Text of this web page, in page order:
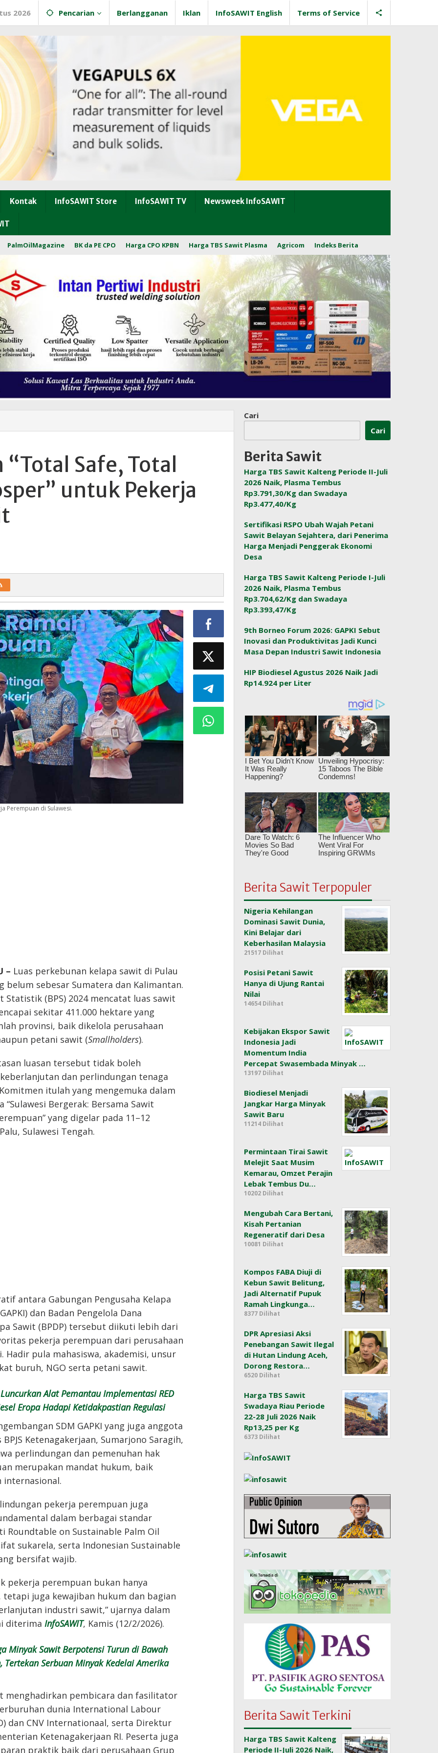
2026 Pencarian Berlangganan Iklan InfoSAWIT English Terms of Service
Kontak InfoSAWIT Store InfoSAWIT TV Newsweek InfoSAWIT
PalmOilMagazine BK da PE CPO Harga CPO KPBN Harga TBS Sawit Plasma Agricom Indeks Berita
Safe, Total
untuk Pekerja
Perempuan di Sulawesi.
– Luas perkebunan kelapa sawit di Pulau
belum sebesar Sumatera dan Kalimantan.
Statistik (BPS) 2024 mencatat luas sawit
sekitar 411.000 hektare yang
provinsi, baik dikelola perusahaan
petani sawit (Smallholders).
luasan tersebut tidak boleh
dan perlindungan tenaga
itulah yang mengemuka dalam
“Sulawesi Bergerak: Bersama Sawit
yang digelar pada 11–12
Sulawesi Tengah.
antara Gabungan Pengusaha Kelapa
dan Badan Pengelola Dana
Sawit (BPDP) tersebut diikuti lebih dari
pekerja perempuan dari perusahaan
Hadir pula mahasiswa, akademisi, unsur
buruh, NGO serta petani sawit.
Luncurkan Alat Pemantau Implementasi RED
Eropa Hadapi Ketidakpastian Regulasi
SDM GAPKI yang juga anggota
BPJS Ketenagakerjaan, Sumarjono Saragih,
perlindungan dan pemenuhan hak
merupakan mandat hukum, baik
internasional.
pekerja perempuan juga
dalam berbagai standar
Roundtable on Sustainable Palm Oil
sukarela, serta Indonesian Sustainable
bersifat wajib.
pekerja perempuan bukan hanya
tetapi juga kewajiban hukum dan bagian
industri sawit,” ujarnya dalam
diterima InfoSAWIT, Kamis (12/2/2026).
Minyak Sawit Berpotensi Turun di Bawah
Tertekan Serbuan Minyak Kedelai Amerika
menghadirkan pembicara dan fasilitator
dunia International Labour
dan CNV Internationaal, serta Direktur
Ketenagakerjaan RI. Peserta juga
praktik baik dari perusahaan Grup
Cari
Cari
Berita Sawit
Harga TBS Sawit Kalteng Periode II-Juli
2026 Naik, Plasma Tembus
Rp3.791,30/Kg dan Swadaya
Rp3.477,40/Kg
Sertifikasi RSPO Ubah Wajah Petani
Sawit Belayan Sejahtera, dari Penerima
Harga Menjadi Penggerak Ekonomi
Desa
Harga TBS Sawit Kalteng Periode I-Juli
2026 Naik, Plasma Tembus
Rp3.704,62/Kg dan Swadaya
Rp3.393,47/Kg
9th Borneo Forum 2026: GAPKI Sebut
Inovasi dan Produktivitas Jadi Kunci
Masa Depan Industri Sawit Indonesia
HIP Biodiesel Agustus 2026 Naik Jadi
Rp14.924 per Liter
Berita Sawit Terpopuler
Nigeria Kehilangan
Dominasi Sawit Dunia,
Kini Belajar dari
Keberhasilan Malaysia
21517 Dilihat
Posisi Petani Sawit
Hanya di Ujung Rantai
Nilai
14654 Dilihat
Kebijakan Ekspor Sawit
Indonesia Jadi
Momentum India
Percepat Swasembada Minyak …
13197 Dilihat
Biodiesel Menjadi
Jangkar Harga Minyak
Sawit Baru
11214 Dilihat
Permintaan Tirai Sawit
Melejit Saat Musim
Kemarau, Omzet Perajin
Lebak Tembus Du…
10202 Dilihat
Mengubah Cara Bertani,
Kisah Pertanian
Regeneratif dari Desa
10081 Dilihat
Kompos FABA Diuji di
Kebun Sawit Belitung,
Jadi Alternatif Pupuk
Ramah Lingkunga…
8377 Dilihat
DPR Apresiasi Aksi
Penebangan Sawit Ilegal
di Hutan Lindung Aceh,
Dorong Restora…
6520 Dilihat
Harga TBS Sawit
Swadaya Riau Periode
22-28 Juli 2026 Naik
Rp13,25 per Kg
6373 Dilihat
Berita Sawit Terkini
Harga TBS Sawit Kalteng
Periode II-Juli 2026 Naik,